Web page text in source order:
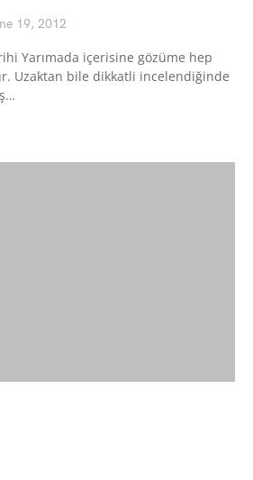
19, 2012
Yarımada içerisine gözüme hep
Uzaktan bile dikkatli incelendiğinde